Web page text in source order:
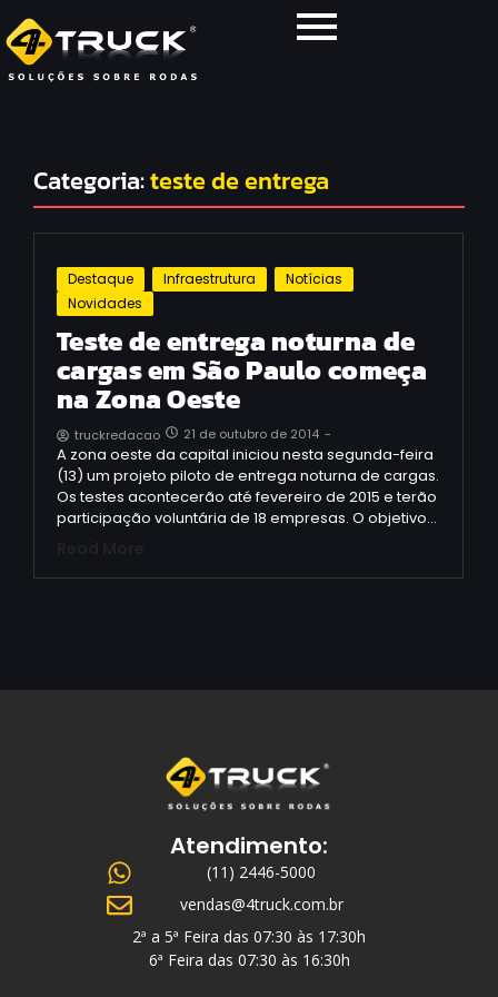
Categoria:teste de entrega
Destaque Infraestrutura
Notícias
Novidades
Teste de entrega noturna de
cargas em São Paulo começa
na Zona Oeste
truckredacao 21 de outubro de 2014 -
A zona oeste da capital iniciou nesta segunda-feira
(13) um projeto piloto de entrega noturna de cargas.
Os testes acontecerão até fevereiro de 2015 e terão
participação voluntária de 18 empresas. O objetivo…
Atendimento:
(11) 2446-5000
vendas@4truck.com.br
2ª a 5ª Feira das 07:30 às 17:30h
6ª Feira das 07:30 às 16:30h